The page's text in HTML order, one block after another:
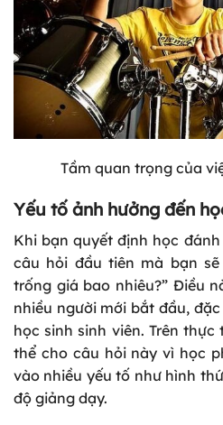
Tầm quan trọng của
Yếu tố ảnh hưởng đến
Khi bạn quyết định học
câu hỏi đầu tiên mà bạn
trống giá bao nhiêu?” Điều
nhiều người mới bắt đầu,
học sinh sinh viên. Trên
thể cho câu hỏi này vì học
vào nhiều yếu tố như hình
độ giảng dạy.